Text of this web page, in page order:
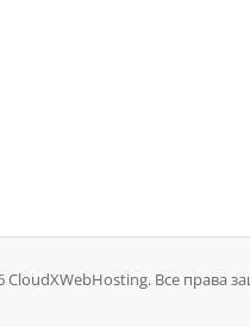
CloudXWebHosting. Все права